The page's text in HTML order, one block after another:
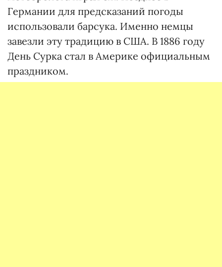
Германии для предсказаний погоды
использовали барсука. Именно немцы
завезли эту традицию в США. В 1886 году
День Сурка стал в Америке официальным
праздником.